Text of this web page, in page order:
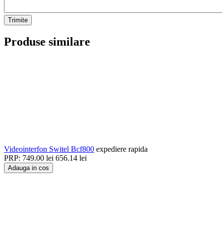
Trimite
Produse similare
Videointerfon Switel Bcf800 expediere rapida
PRP: 749.00 lei 656.14 lei
Adauga in cos